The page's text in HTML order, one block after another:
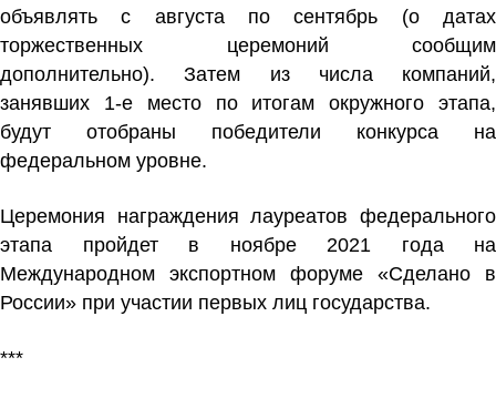
объявлять с августа по сентябрь (о датах
торжественных церемоний сообщим
дополнительно). Затем из числа компаний,
занявших 1-е место по итогам окружного этапа,
будут отобраны победители конкурса на
федеральном уровне.
Церемония награждения лауреатов федерального
этапа пройдет в ноябре 2021 года на
Международном экспортном форуме «Сделано в
России» при участии первых лиц государства.
***